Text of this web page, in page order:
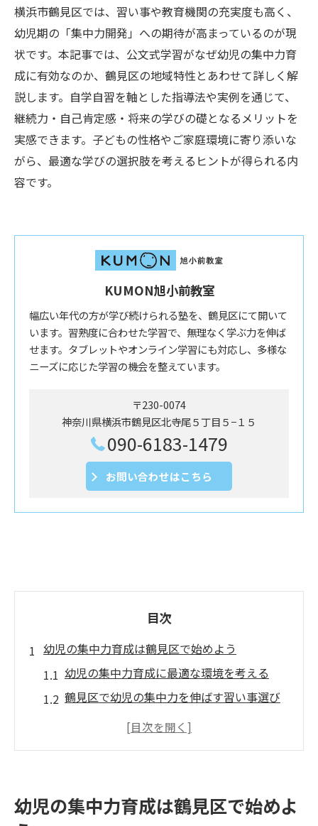
横浜市鶴見区では、習い事や教育機関の充実度も高く、
幼児期の「集中力開発」への期待が高まっているのが現
状です。本記事では、公文式学習がなぜ幼児の集中力育
成に有効なのか、鶴見区の地域特性とあわせて詳しく解
説します。自学自習を軸とした指導法や実例を通じて、
継続力・自己肯定感・将来の学びの礎となるメリットを
実感できます。子どもの性格やご家庭環境に寄り添いな
がら、最適な学びの選択肢を考えるヒントが得られる内
容です。
KUMON旭小前教室
幅広い年代の方が学び続けられる塾を、鶴見区にて開いて
います。習熟度に合わせた学習で、無理なく学ぶ力を伸ば
せます。タブレットやオンライン学習にも対応し、多様な
ニーズに応じた学習の機会を整えています。
〒230-0074
神奈川県横浜市鶴見区北寺尾５丁目５−１５
090-6183-1479
お問い合わせはこちら
目次
幼児の集中力育成は鶴見区で始めよう
幼児の集中力育成に最適な環境を考える
鶴見区で幼児の集中力を伸ばす習い事選び
幼児の集中力が伸びる家庭での工夫とは
遊びから学びへつなぐ集中力開発法
遊びの中で幼児の集中力を高める方法
幼児の集中力育成は鶴見区で始めよ